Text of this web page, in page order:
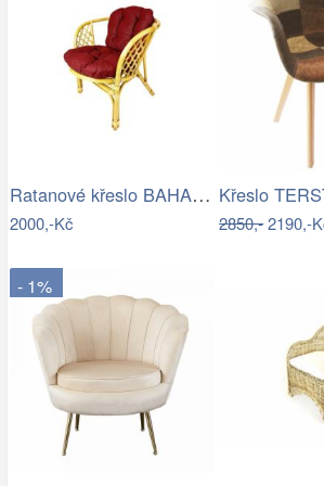
Ratanové křeslo BAHAMA - světlý med
2000,-Kč 2850,-2190,-
- 1%